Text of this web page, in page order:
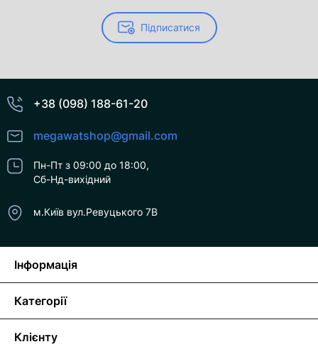
Підписатися
+38 (098) 188-61-20
megawatshop@gmail.com
Пн-Пт з 09:00 до 18:00,
Сб-Нд-вихідний
м.Київ вул.Ревуцького 7В
Інформація
Категорії
Клієнту